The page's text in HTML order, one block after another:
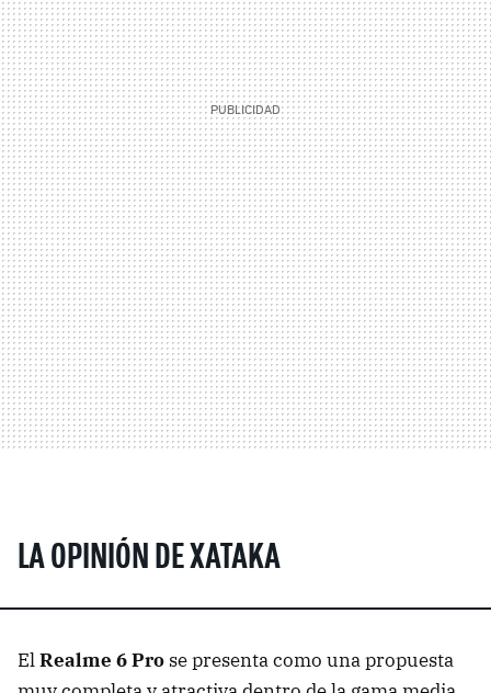
LA OPINIÓN DE XATAKA
ElRealme 6 Pro se presenta como una propuesta